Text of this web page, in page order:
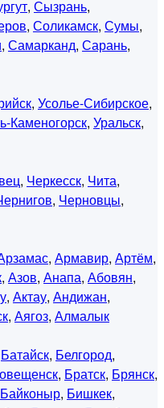
, Сызрань,
, Соликамск, Сумы,
, Самарканд, Сарань,
, Усолье-Сибирское,
Каменогорск, Уральск,
, Черкесск, Чита,
, Черновцы,
, Армавир, Артём,
, Азов, Анапа, Абовян,
, Актау, Андижан,
, Аягоз, Алмалык
Батайск, Белгород,
, Братск, Брянск,
Байконыр, Бишкек,